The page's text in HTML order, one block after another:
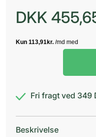
DKK
og
antal
Fri fragt ved 349
Beskrivelse